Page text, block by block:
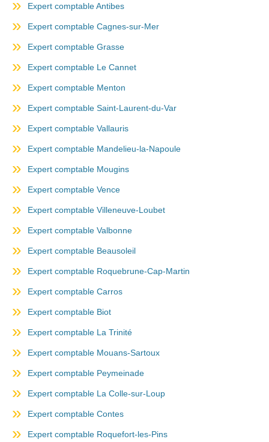
Expert comptable Antibes
Expert comptable Cagnes-sur-Mer
Expert comptable Grasse
Expert comptable Le Cannet
Expert comptable Menton
Expert comptable Saint-Laurent-du-Var
Expert comptable Vallauris
Expert comptable Mandelieu-la-Napoule
Expert comptable Mougins
Expert comptable Vence
Expert comptable Villeneuve-Loubet
Expert comptable Valbonne
Expert comptable Beausoleil
Expert comptable Roquebrune-Cap-Martin
Expert comptable Carros
Expert comptable Biot
Expert comptable La Trinité
Expert comptable Mouans-Sartoux
Expert comptable Peymeinade
Expert comptable La Colle-sur-Loup
Expert comptable Contes
Expert comptable Roquefort-les-Pins